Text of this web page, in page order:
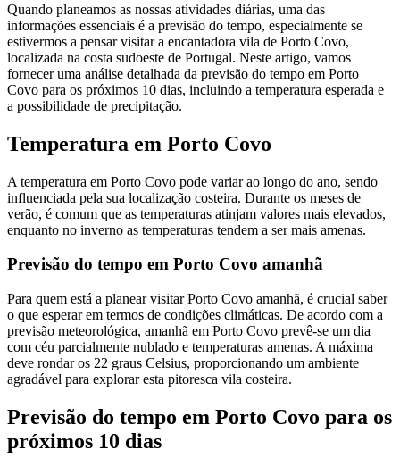
Quando planeamos as nossas atividades diárias, uma das
informações essenciais é a previsão do tempo, especialmente se
estivermos a pensar visitar a encantadora vila de Porto Covo,
localizada na costa sudoeste de Portugal. Neste artigo, vamos
fornecer uma análise detalhada da previsão do tempo em Porto
Covo para os próximos 10 dias, incluindo a temperatura esperada e
a possibilidade de precipitação.
Temperatura em Porto Covo
A temperatura em Porto Covo pode variar ao longo do ano, sendo
influenciada pela sua localização costeira. Durante os meses de
verão, é comum que as temperaturas atinjam valores mais elevados,
enquanto no inverno as temperaturas tendem a ser mais amenas.
Previsão do tempo em Porto Covo amanhã
Para quem está a planear visitar Porto Covo amanhã, é crucial saber
o que esperar em termos de condições climáticas. De acordo com a
previsão meteorológica, amanhã em Porto Covo prevê-se um dia
com céu parcialmente nublado e temperaturas amenas. A máxima
deve rondar os 22 graus Celsius, proporcionando um ambiente
agradável para explorar esta pitoresca vila costeira.
Previsão do tempo em Porto Covo para os
próximos 10 dias